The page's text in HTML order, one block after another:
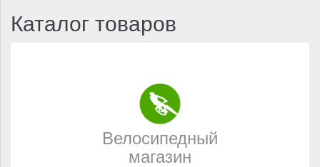
Акции
Задать вопрос Войти/регистрация
Каталог товаров
Велосипедный
магазин